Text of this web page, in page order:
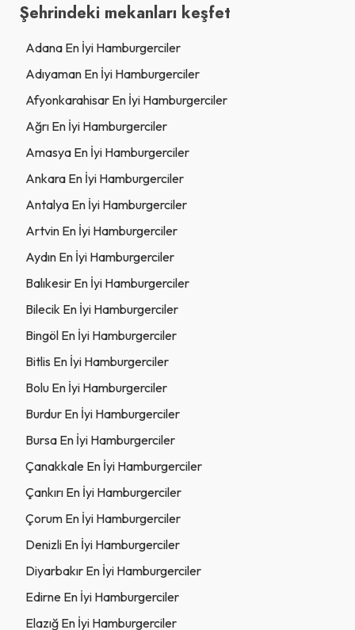
Şehrindeki mekanları keşfet
Adana En İyi Hamburgerciler
Adıyaman En İyi Hamburgerciler
Afyonkarahisar En İyi Hamburgerciler
Ağrı En İyi Hamburgerciler
Amasya En İyi Hamburgerciler
Ankara En İyi Hamburgerciler
Antalya En İyi Hamburgerciler
Artvin En İyi Hamburgerciler
Aydın En İyi Hamburgerciler
Balıkesir En İyi Hamburgerciler
Bilecik En İyi Hamburgerciler
Bingöl En İyi Hamburgerciler
Bitlis En İyi Hamburgerciler
Bolu En İyi Hamburgerciler
Burdur En İyi Hamburgerciler
Bursa En İyi Hamburgerciler
Çanakkale En İyi Hamburgerciler
Çankırı En İyi Hamburgerciler
Çorum En İyi Hamburgerciler
Denizli En İyi Hamburgerciler
Diyarbakır En İyi Hamburgerciler
Edirne En İyi Hamburgerciler
Elazığ En İyi Hamburgerciler